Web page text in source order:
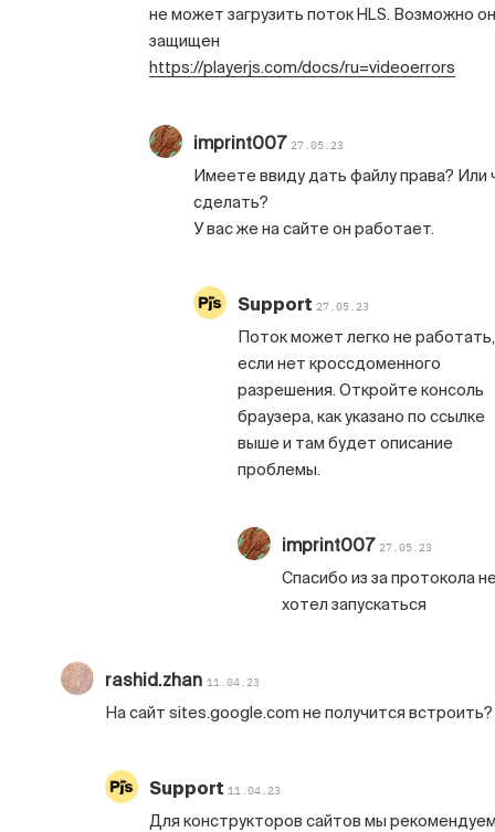
не может загрузить поток HLS. Возможно он
защищен
https://playerjs.com/docs/ru=videoerrors
imprint007 27.05.23
Имеете ввиду дать файлу права? Или
сделать?
У вас же на сайте он работает.
Support 27.05.23
Поток может легко не работать,
если нет кроссдоменного
разрешения. Откройте консоль
браузера, как указано по ссылке
выше и там будет описание
проблемы.
imprint007 27.05.23
Спасибо из за протокола
хотел запускаться
rashid.zhan 11.04.23
На сайт sites.google.com не получится встроить?
Support 11.04.23
Для конструкторов сайтов мы